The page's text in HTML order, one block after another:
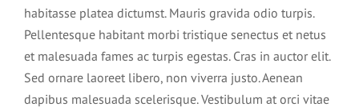
habitasse platea dictumst. Mauris gravida odio turpis.
Pellentesque habitant morbi tristique senectus et netus
et malesuada fames ac turpis egestas. Cras in auctor elit.
Sed ornare laoreet libero, non viverra justo. Aenean
dapibus malesuada scelerisque. Vestibulum at orci vitae